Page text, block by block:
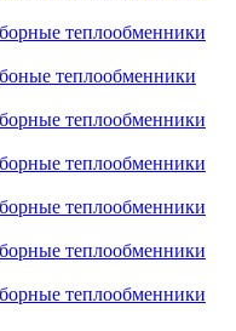
теплообменники
теплообменники
теплообменники
теплообменники
теплообменники
теплообменники
теплообменники